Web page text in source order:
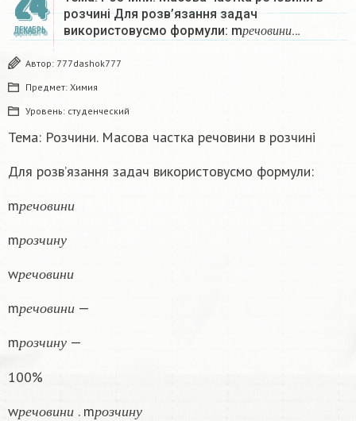
ДЕКАБРЬ
розчині Для розв’язання задач
використовусмо формули: m р е ч о в и н и
ре
…
Автор: 777dashok777
Предмет: Химия
Уровень: студенческий
Тема: Розчини. Масова частка речовини в розчині
Для розв’язання задач використовусмо формули:
m р е ч о в и н и
m р о з ч и н у
wр е ч о в и н и
m р е ч о в и н и
—
m р о з ч и н у
—
100%
wр е ч о в и н и . m р о з ч и н у